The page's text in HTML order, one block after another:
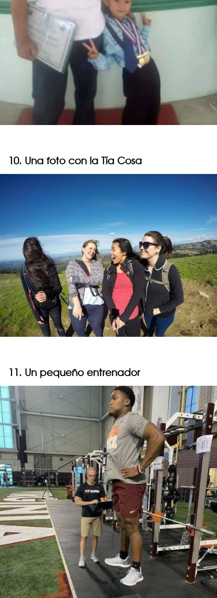
10. Una foto con la Tía Cosa
11. Un pequeño entrenador